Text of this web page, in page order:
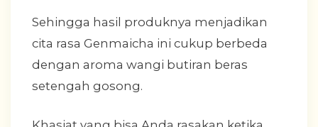
Sehingga hasil produknya menjadikan
cita rasa Genmaicha ini cukup berbeda
dengan aroma wangi butiran beras
setengah gosong.